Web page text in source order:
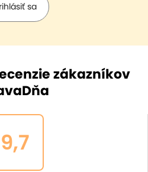
sa
zákazníkov
9,7